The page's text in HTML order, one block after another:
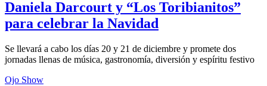
Daniela Darcourt y “Los Toribianitos”
para celebrar la Navidad
Se llevará a cabo los días 20 y 21 de diciembre y promete dos
jornadas llenas de música, gastronomía, diversión y espíritu festivo
Ojo Show